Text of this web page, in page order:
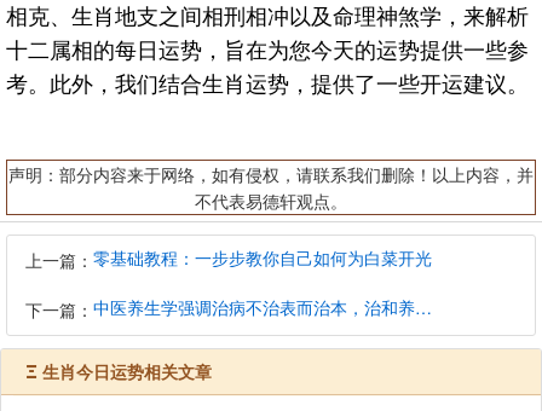
相克、生肖地支之间相刑相冲以及命理神煞学，来解析
十二属相的每日运势，旨在为您今天的运势提供一些参
考。此外，我们结合生肖运势，提供了一些开运建议。
声明：部分内容来于网络，如有侵权，请联系我们删除！以上内容，并
不代表易德轩观点。
上一篇： 零基础教程：一步步教你自己如何为白菜开光
下一篇： 中医养生学强调治病不治表而治本，治和养兼顾是有必要的
Ξ 生肖今日运势相关文章